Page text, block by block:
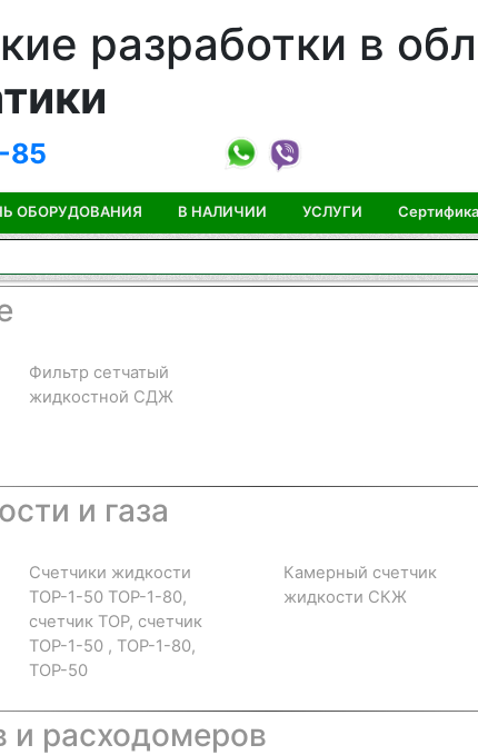
разработки в
85
ОБОРУДОВАНИЯ В НАЛИЧИИ УСЛУГИ
Фильтр сетчатый
жидкостной СДЖ
и газа
Счетчики жидкости
ТОР-1-50 ТОР-1-80,
счетчик ТОР, счетчик
ТОР-1-50 , ТОР-1-80,
ТОР-50
Камерный счетчик
жидкости СКЖ
и расходомеров